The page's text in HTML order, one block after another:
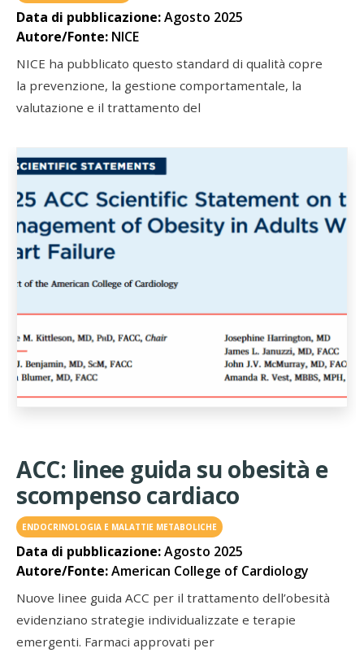
Data di pubblicazione:Agosto 2025
Autore/Fonte: NICE
NICE ha pubblicato questo standard di qualità copre
la prevenzione, la gestione comportamentale, la
valutazione e il trattamento del
ACC: linee guida su obesità e
scompenso cardiaco
ENDOCRINOLOGIA E MALATTIE METABOLICHE
Data di pubblicazione:Agosto 2025
Autore/Fonte:American College of Cardiology
Nuove linee guida ACC per il trattamento dell’obesità
evidenziano strategie individualizzate e terapie
emergenti. Farmaci approvati per